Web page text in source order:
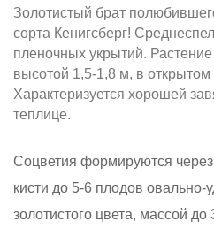
Золотистый брат
сорта Кенигсберг!
пленочных укрытий.
высотой 1,5-1,8 м, в открытом
Характеризу­ется хорошей
теплице.
Соцветия формируются
кисти до 5-6 плодов
золотистого цвета, массой до